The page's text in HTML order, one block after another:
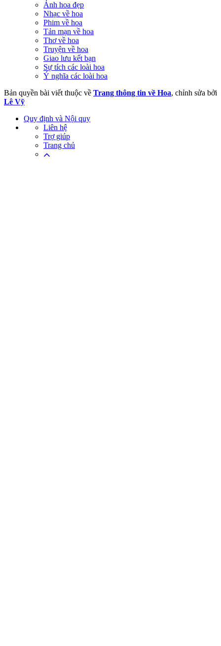
Ảnh hoa đẹp
Nhạc về hoa
Phim về hoa
Tản mạn về hoa
Thơ về hoa
Truyện về hoa
Giao lưu kết bạn
Sự tích các loài hoa
Ý nghĩa các loài hoa
Bản quyền bài viết thuộc về Trang thông tin về Hoa, chỉnh sửa bởi
Lê Vỹ
Quy định và Nội quy
Liên hệ
Trợ giúp
Trang chủ